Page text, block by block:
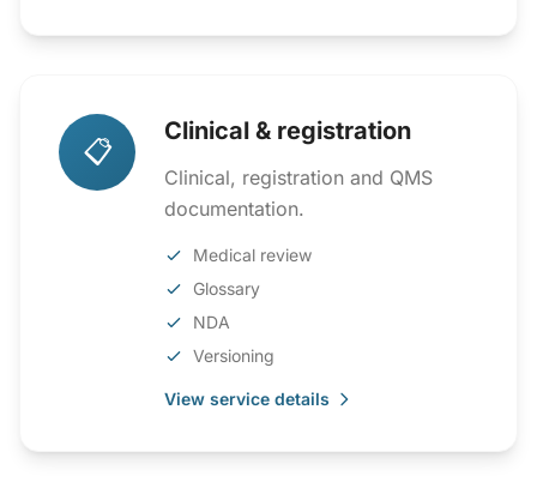
📋
Clinical & registration
Clinical, registration and QMS
documentation.
Medical review
Glossary
NDA
Versioning
View service details